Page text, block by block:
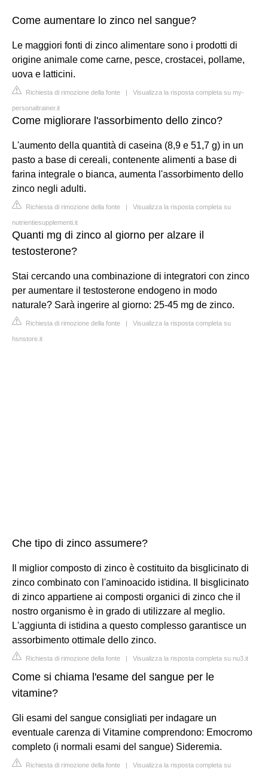
Come aumentare lo zinco nel sangue?
Le maggiori fonti di zinco alimentare sono i prodotti di
origine animale come carne, pesce, crostacei, pollame,
uova e latticini.
Richiesta di rimozione della fonte | Visualizza la risposta completa su my-
personaltrainer.it
Come migliorare l'assorbimento dello zinco?
L'aumento della quantità di caseina (8,9 e 51,7 g) in un
pasto a base di cereali, contenente alimenti a base di
farina integrale o bianca, aumenta l'assorbimento dello
zinco negli adulti.
Richiesta di rimozione della fonte | Visualizza la risposta completa su
nutrientiesupplementi.it
Quanti mg di zinco al giorno per alzare il
testosterone?
Stai cercando una combinazione di integratori con zinco
per aumentare il testosterone endogeno in modo
naturale? Sarà ingerire al giorno: 25-45 mg de zinco.
Richiesta di rimozione della fonte | Visualizza la risposta completa su
hsnstore.it
Che tipo di zinco assumere?
Il miglior composto di zinco è costituito da bisglicinato di
zinco combinato con l'aminoacido istidina. Il bisglicinato
di zinco appartiene ai composti organici di zinco che il
nostro organismo è in grado di utilizzare al meglio.
L'aggiunta di istidina a questo complesso garantisce un
assorbimento ottimale dello zinco.
Richiesta di rimozione della fonte | Visualizza la risposta completa su nu3.it
Come si chiama l'esame del sangue per le
vitamine?
Gli esami del sangue consigliati per indagare un
eventuale carenza di Vitamine comprendono: Emocromo
completo (i normali esami del sangue) Sideremia.
Richiesta di rimozione della fonte | Visualizza la risposta completa su